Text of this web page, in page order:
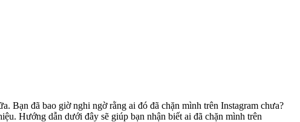
Bạn đã bao giờ nghi ngờ rằng ai đó đã chặn mình trên Instagram chưa?
Hướng dẫn dưới đây sẽ giúp bạn nhận biết ai đã chặn mình trên